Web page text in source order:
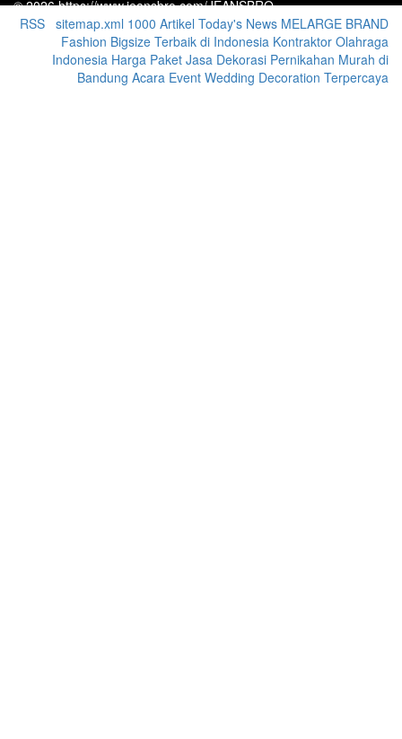
© 2026 https://www.jeansbro.com/JEANSBRO
RSS sitemap.xml 1000 Artikel Today's News MELARGE BRAND
Fashion Bigsize Terbaik di Indonesia Kontraktor Olahraga
Indonesia Harga Paket Jasa Dekorasi Pernikahan Murah di
Bandung Acara Event Wedding Decoration Terpercaya